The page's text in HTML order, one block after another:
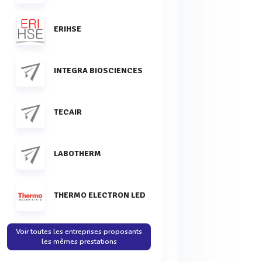
ERIHSE
INTEGRA BIOSCIENCES
TECAIR
LABOTHERM
THERMO ELECTRON LED
Voir toutes les entreprises proposants
les mêmes prestations